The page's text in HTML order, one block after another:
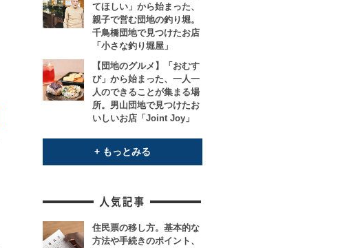
てほしい」から始まった、
親子で営む団地の釣り堀。
千鳥橋団地で見つけたお店
「小さな釣り堀屋」
【団地のグルメ】「おむす
び」から始まった、一人一
人のできることが集まる場
所。男山団地で見つけたお
いしいお店「Joint Joy」
+ もっとみる
住民票の移し方。基本的な
方法や手続きのポイント、